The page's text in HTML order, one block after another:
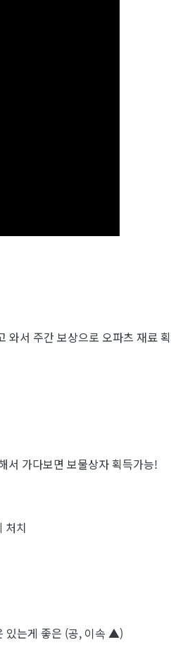
서 주간 보상으로 오파츠 재료
가다보면 보물상자 획득가능!
처치
있는게 좋은 (공, 이속 ▲)